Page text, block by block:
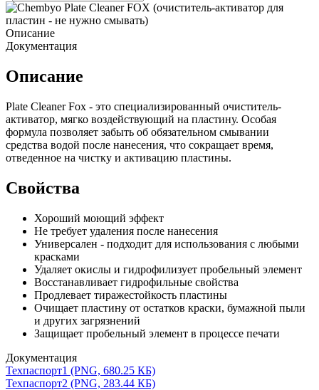
Описание
Документация
Описание
Plate Cleaner Fox - это специализированный очиститель-
активатор, мягко воздействующий на пластину. Особая
формула позволяет забыть об обязательном смывании
средства водой после нанесения, что сокращает время,
отведенное на чистку и активацию пластины.
Свойства
Хороший моющий эффект
Не требует удаления после нанесения
Универсален - подходит для использования с любыми
красками
Удаляет окислы и гидрофилизует пробельный элемент
Восстанавливает гидрофильные свойства
Продлевает тиражестойкость пластины
Очищает пластину от остатков краски, бумажной пыли
и других загрязнений
Защищает пробельный элемент в процессе печати
Документация
Техпаспорт1 (PNG, 680.25 КБ)
Техпаспорт2 (PNG, 283.44 КБ)